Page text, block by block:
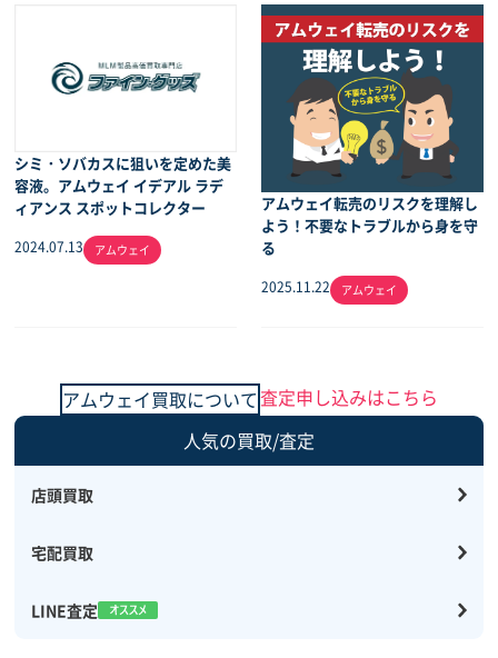
シミ・ソバカスに狙いを定めた美
容液。アムウェイ イデアル ラデ
ィアンス スポットコレクター
2024.07.13 アムウェイ
アムウェイ転売のリスクを理解し
よう！不要なトラブルから身を守
る
2025.11.22 アムウェイ
アムウェイ買取について査定申し込みはこちら
人気の買取/査定
店頭買取
宅配買取
LINE査定